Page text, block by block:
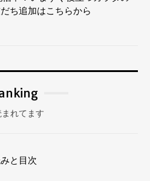
ち追加はこちらから
れてます
と目次